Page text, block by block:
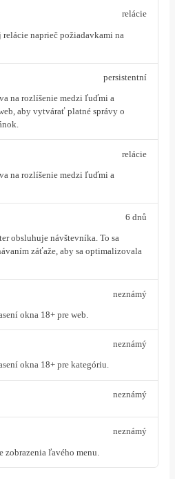
naprieč požiadavkami na
relácie
na rozlíšenie medzi ľuďmi a
aby vytvárať platné správy o
persistentní
na rozlíšenie medzi ľuďmi a
relácie
obsluhuje návštevníka. To sa
záťaže, aby sa optimalizovala
6 dnů
okna 18+ pre web.
neznámý
okna 18+ pre kategóriu.
neznámý
neznámý
zobrazenia ľavého menu.
neznámý